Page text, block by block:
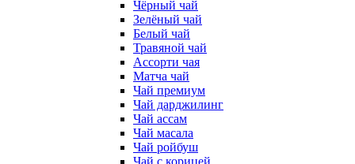
Чёрный чай
Зелёный чай
Белый чай
Травяной чай
Ассорти чая
Матча чай
Чай премиум
Чай дарджилинг
Чай ассам
Чай масала
Чай ройбуш
Чай с корицей